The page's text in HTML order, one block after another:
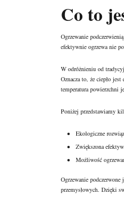
Co to
Ogrzewanie
efektywnie ogrzewa nie
W odróżnieniu od
Oznacza to, że ciepło
temperatura powierzchni
Poniżej przedstawiamy
Ekologiczne
Zwiększona
Możliwość
Ogrzewanie
przemysłowych. Dzięki